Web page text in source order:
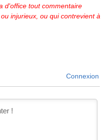
d'office tout commentaire
injurieux, ou qui contrevient à
Connexion